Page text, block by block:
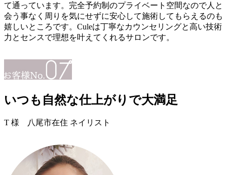
て通っています。完全予約制のプライベート空間なので人と
会う事なく周りを気にせずに安心して施術してもらえるのも
嬉しいところです。Culeは丁寧なカウンセリングと高い技術
力とセンスで理想を叶えてくれるサロンです。
いつも自然な仕上がりで大満足
T 様 八尾市在住 ネイリスト